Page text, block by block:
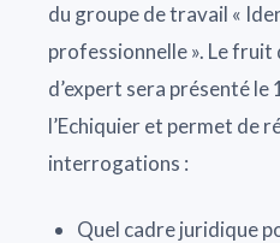
du groupe de travail «
professionnelle ». Le fruit
d’expert sera présenté le
l’Echiquier et permet de
interrogations :
Quel cadre juridique